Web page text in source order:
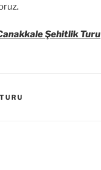
Şehitlik Turu